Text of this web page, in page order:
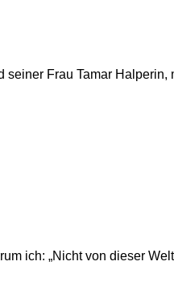
Frau Tamar
ich: „Nicht von dieser